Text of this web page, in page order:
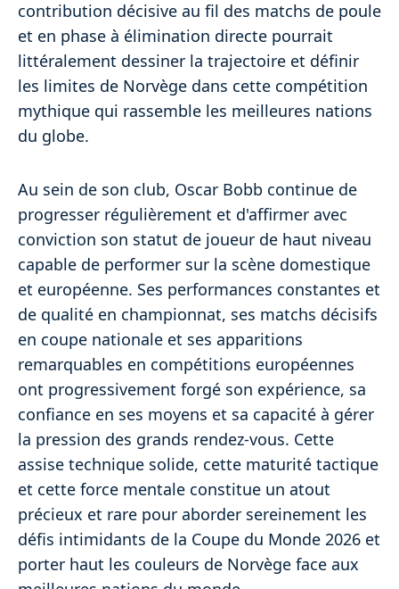
contribution décisive au fil des matchs de poule
et en phase à élimination directe pourrait
littéralement dessiner la trajectoire et définir
les limites de Norvège dans cette compétition
mythique qui rassemble les meilleures nations
du globe.
Au sein de son club, Oscar Bobb continue de
progresser régulièrement et d'affirmer avec
conviction son statut de joueur de haut niveau
capable de performer sur la scène domestique
et européenne. Ses performances constantes et
de qualité en championnat, ses matchs décisifs
en coupe nationale et ses apparitions
remarquables en compétitions européennes
ont progressivement forgé son expérience, sa
confiance en ses moyens et sa capacité à gérer
la pression des grands rendez-vous. Cette
assise technique solide, cette maturité tactique
et cette force mentale constitue un atout
précieux et rare pour aborder sereinement les
défis intimidants de la Coupe du Monde 2026 et
porter haut les couleurs de Norvège face aux